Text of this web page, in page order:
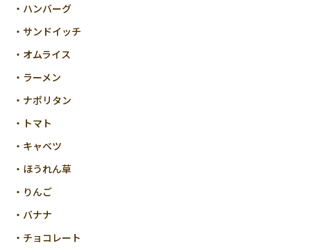
・ハンバーグ
・サンドイッチ
・オムライス
・ラーメン
・ナポリタン
・トマト
・キャベツ
・ほうれん草
・りんご
・バナナ
・チョコレート